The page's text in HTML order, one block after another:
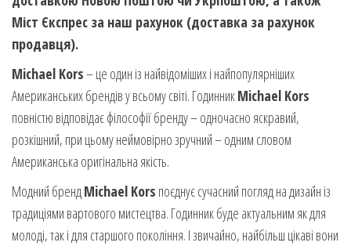
Міст Єкспрес за наш рахунок (доставка за рахунок
продавця).
Michael Kors– це один із найвідоміших і найпопулярніших
Американських брендів у всьому світі. ГодинникMichael Kors
повністю відповідає філософії бренду – одночасно яскравий,
розкішний, при цьому неймовірно зручний – одним словом
Американська оригінальна якість.
Модний брендMichael Kors поєднує сучасний погляд на дизайн із
традиціями вартового мистецтва. Годинник буде актуальним як для
молоді, так і для старшого покоління. І звичайно, найбільш цікаві вони